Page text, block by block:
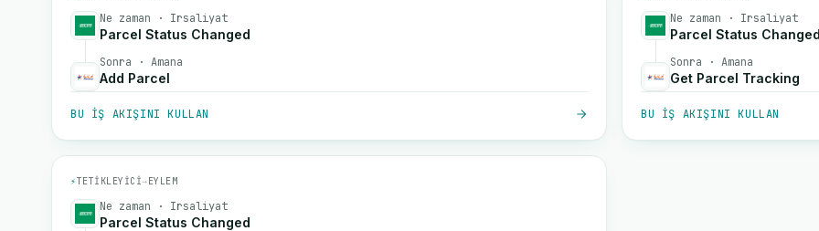
Ne zaman · Irsaliyat
Parcel Status Changed
Sonra · Amana
Add Parcel
BU IŞ AKIŞINI KULLAN
Ne zaman · Irsaliyat
Parcel Status
Sonra · Amana
Get Parcel Tracking
BU IŞ AKIŞINI KULLAN
⚡TETIKLEYICI→EYLEM
Ne zaman · Irsaliyat
Parcel Status Changed